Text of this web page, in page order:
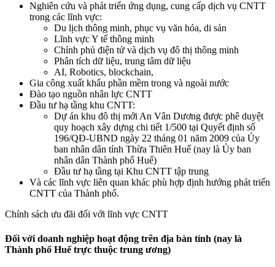
Nghiên cứu và phát triển ứng dụng, cung cấp dịch vụ CNTT
trong các lĩnh vực:
Du lịch thông minh, phục vụ văn hóa, di sản
Lĩnh vực Y tế thông minh
Chính phủ điện tử và dịch vụ đô thị thông minh
Phân tích dữ liệu, trung tâm dữ liệu
AI, Robotics, blockchain,
Gia công xuất khẩu phần mềm trong và ngoài nước
Đào tạo nguồn nhân lực CNTT
Đầu tư hạ tầng khu CNTT:
Dự án khu đô thị mới An Vân Dương được phê duyệt
quy hoạch xây dựng chi tiết 1/500 tại Quyết định số
196/QĐ-UBND ngày 22 tháng 01 năm 2009 của Ủy
ban nhân dân tỉnh Thừa Thiên Huế (nay là Ủy ban
nhân dân Thành phố Huế)
Đầu tư hạ tầng tại Khu CNTT tập trung
Và các lĩnh vực liên quan khác phù hợp định hướng phát triển
CNTT của Thành phố.
Chính sách ưu đãi đối với lĩnh vực CNTT
Đối với doanh nghiệp hoạt động trên địa bàn tỉnh (nay là
Thành phố Huế trực thuộc trung ương)